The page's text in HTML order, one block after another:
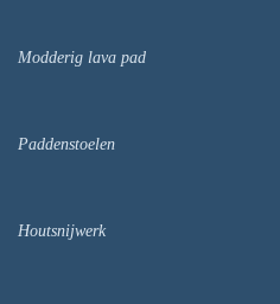
Modderig lava pad
Paddenstoelen
Houtsnijwerk